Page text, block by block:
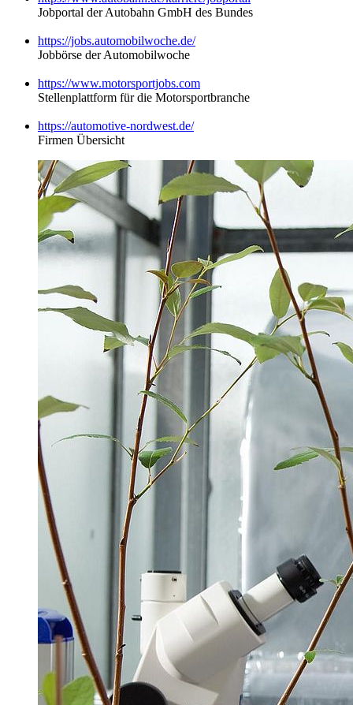
Jobportal derAutobahn GmbH des Bundes
https://jobs.automobilwoche.de/
Jobbörse der Automobilwoche
https://www.motorsportjobs.com
Stellenplattform für die Motorsportbranche
https://automotive-nordwest.de/
Firmen Übersicht